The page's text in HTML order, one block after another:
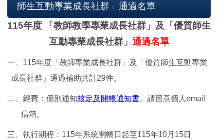
師生互動專業成長社群」通過名單
115年度 「教師教學專業成長社群」及「優質師生
互動專業成長社群」 通過名單
一、115年度「教師專業成長社群」及「優質師生互動專業
成長社群」通過補助共計29件。
二、經費：個別通知核定及開帳通知書。請留意個人email
信箱。
三、執行期程：115年系統開帳日起至115年10月15日